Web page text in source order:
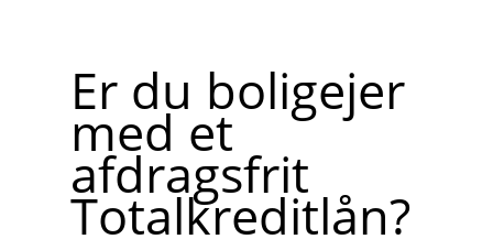
Er du boligejer
med et
afdragsfrit
Totalkreditlån?